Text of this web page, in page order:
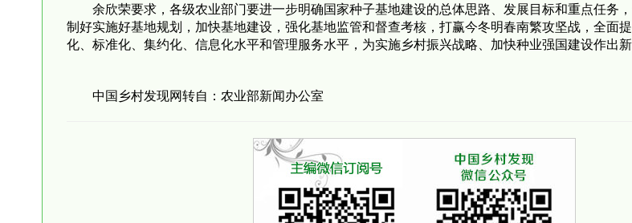
余欣荣要求，各级农业部门要进一步明确国家种子基地建设的总体思路、发展目标和重点任务
制好实施好基地规划，加快基地建设，强化基地监管和督查考核，打赢今冬明春南繁攻坚战，全面
化、标准化、集约化、信息化水平和管理服务水平，为实施乡村振兴战略、加快种业强国建设作出新
中国乡村发现网转自：农业部新闻办公室